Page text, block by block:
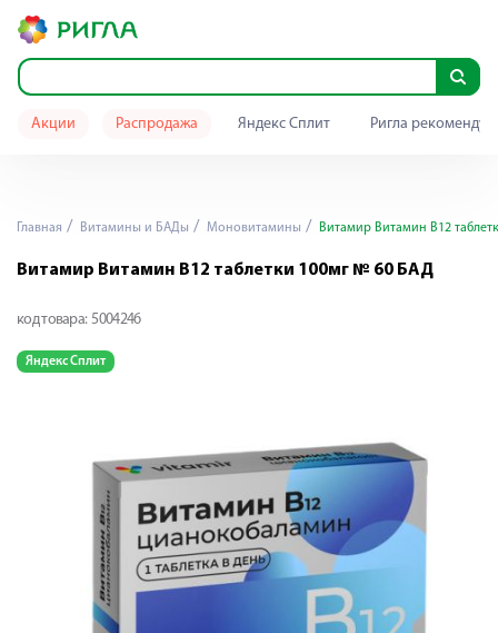
Акции Распродажа Яндекс Сплит Ригла
Главная Витамины и БАДы Моновитамины Витамир Витамин В12
Витамир Витамин В12 таблетки 100мг № 60 БАД
код товара: 5004246
Яндекс Сплит